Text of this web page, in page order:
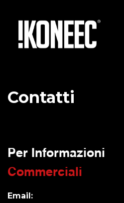
Contatti
Per Informazioni
Commerciali
Email: